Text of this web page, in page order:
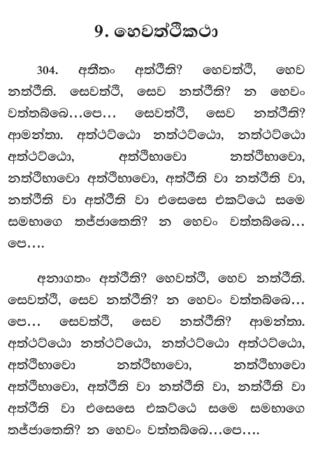
9. හෙවත්ථිකථා
304. අතීතං අත්ථීති? හෙවත්ථි, හෙව
නත්ථීති. සෙවත්ථි, සෙව නත්ථීති? න හෙවං
වත්තබ්බෙ…පෙ… සෙවත්ථි, සෙව නත්ථීති?
ආමන්තා. අත්ථට්ඨො නත්ථට්ඨො, නත්ථට්ඨො
අත්ථට්ඨො, අත්ථිභාවො නත්ථිභාවො,
නත්ථිභාවො අත්ථිභාවො, අත්ථීති වා නත්ථීති වා,
නත්ථීති වාඅත්ථීති වා එසෙසෙ එකට්ඨෙ සමෙ
සමභාගෙ තජ්ජාතෙති? න හෙවං වත්තබ්බෙ…
පෙ….
අනාගතං අත්ථීති? හෙවත්ථි, හෙව නත්ථීති.
සෙවත්ථි, සෙව නත්ථීති? න හෙවං වත්තබ්බෙ…
පෙ… සෙවත්ථි, සෙව නත්ථීති? ආමන්තා.
අත්ථට්ඨො නත්ථට්ඨො, නත්ථට්ඨො අත්ථට්ඨො,
අත්ථිභාවො නත්ථිභාවො, නත්ථිභාවො
අත්ථිභාවො, අත්ථීති වා නත්ථීති වා, නත්ථීති වා
අත්ථීති වා එසෙසෙ එකට්ඨෙ සමෙ සමභාගෙ
තජ්ජාතෙති? න හෙවං වත්තබ්බෙ…පෙ….